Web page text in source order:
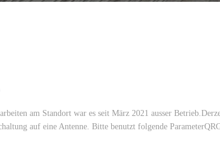
am Standort war es seit März 2021 ausser
auf eine Antenne. Bitte benutzt folgende